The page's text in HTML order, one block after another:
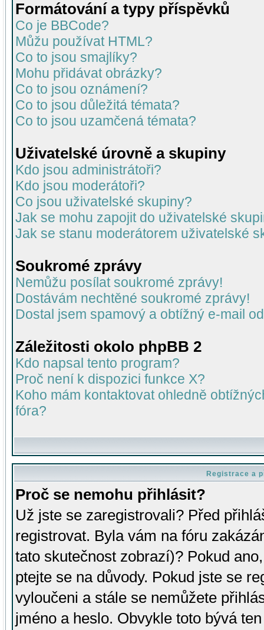
Formátování a typy příspěvků
Co je BBCode?
Můžu používat HTML?
Co to jsou smajlíky?
Mohu přidávat obrázky?
Co to jsou oznámení?
Co to jsou důležitá témata?
Co to jsou uzamčená témata?
Uživatelské úrovně a skupiny
Kdo jsou administrátoři?
Kdo jsou moderátoři?
Co jsou uživatelské skupiny?
Jak se mohu zapojit do uživatelské
Jak se stanu moderátorem uživatelské
Soukromé zprávy
Nemůžu posílat soukromé zprávy!
Dostávám nechtěné soukromé zprávy!
Dostal jsem spamový a obtížný e-mail
Záležitosti okolo phpBB 2
Kdo napsal tento program?
Proč není k dispozici funkce X?
Koho mám kontaktovat ohledně
fóra?
Registrace a
Proč se nemohu přihlásit?
Už jste se zaregistrovali? Před
registrovat. Byla vám na fóru
tato skutečnost zobrazí)? Pokud
ptejte se na důvody. Pokud jste se
vyloučeni a stále se nemůžete
jméno a heslo. Obvykle toto bývá